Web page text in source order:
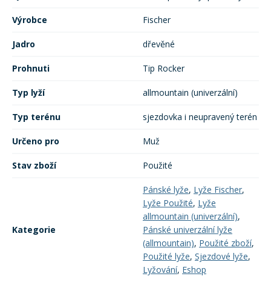
Výrobce Fischer
Jadro dřevěné
Prohnuti Tip Rocker
Typ lyží allmountain (univerzální)
Typ terénu sjezdovka i neupravený terén
Určeno pro Muž
Stav zboží Použité
Kategorie
Pánské lyže, Lyže Fischer,
Lyže Použité, Lyže
allmountain (univerzální),
Pánské univerzální lyže
(allmountain), Použité zboží,
Použité lyže, Sjezdové lyže,
Lyžování, Eshop